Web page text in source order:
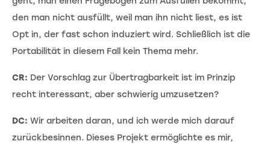
den man nicht ausfüllt, weil man ihn nicht liest, es ist
Opt in, der fast schon induziert wird. Schließlich ist die
Portabilität in diesem Fall kein Thema mehr.
CR: Der Vorschlag zur Übertragbarkeit ist im Prinzip
recht interessant, aber schwierig umzusetzen?
DC: Wir arbeiten daran, und ich werde mich darauf
zurückbesinnen. Dieses Projekt ermöglichte es mir,